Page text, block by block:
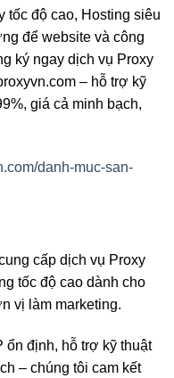
tốc độ cao, Hosting siêu
để website và công
ký ngay dịch vụ Proxy
– hỗ trợ kỹ
giá cả minh bạch,
danh-muc-san-
cấp dịch vụ Proxy
tốc độ cao dành cho
vị làm marketing.
ổn định, hỗ trợ kỹ thuật
– chúng tôi cam kết